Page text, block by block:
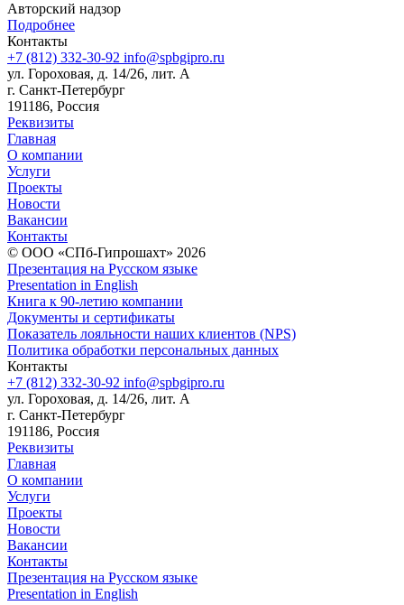
Авторский надзор
Подробнее
Контакты
+7 (812) 332-30-92 info@spbgipro.ru
ул. Гороховая, д. 14/26, лит. А
г. Санкт-Петербург
191186, Россия
Реквизиты
Главная
О компании
Услуги
Проекты
Новости
Вакансии
Контакты
© ООО «СПб-Гипрошахт» 2026
Презентация на Русском языке
Presentation in English
Книга к 90-летию компании
Документы и сертификаты
Показатель лояльности наших клиентов (NPS)
Политика обработки персональных данных
Контакты
+7 (812) 332-30-92 info@spbgipro.ru
ул. Гороховая, д. 14/26, лит. А
г. Санкт-Петербург
191186, Россия
Реквизиты
Главная
О компании
Услуги
Проекты
Новости
Вакансии
Контакты
Презентация на Русском языке
Presentation in English